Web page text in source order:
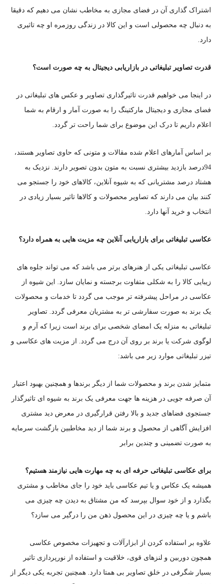
اشتراک گذاری آن در فضای مجازی به مخاطب نشان می دهیم که دقیقا
به دنبال چه محصولی است و این کالا در زندگی روزمره او چه تاثیری
دارد.
قدرت تصاویر تبلیغاتی در بازاریابی دیجیتال به چه صورت است؟
در اینجا می خواهیم قدرت تاثیرگذاری تصاویر و عکس های تبلیغاتی در
فضای مجازی و دیجیتال مارکتینگ را به صورت آمار و ارقام به شما
اعلام داریم تا درک این موضوع برای شما راحت تر گردد.
بر اساس آمارهای اعلام شده مقالات و متونی که حاوی تصاویر هستند،
94درصد بازدید بیشتری نسبت به متون بدون تصویر دارند. نزدیک به
هشتاد درصد مشتریانی که به شیوه آنلاین، کالاهای خود را جستجو می
کنند بیان می دارند که تصاویر محصولات و کالاها تاثیر بسیار زیادی در
انتخاب و خرید آنها دارد.
عکاسی تبلیغاتی برای بازاریابی آنلاین چه مزیت هایی به همراه دارد؟
عکاسی تبلیغاتی یکی از هنرهای برتر می باشد که می تواند جلوه های
زیبایی کالا را به شکلی متفاوت برجسته و نمایان سازد. این شیوه از
عکاسی در مراحل پیشرفته تر موجب می گردد تا خدمات و محصولات
یک برند به صورت سفارشی تر به مشتریان معرفی گردد. تصاویر
تبلیغاتی به منزله یک امضای شخصی برای برند است زیرا که آرم و
لوگوی شرکت یا برند بر روی آن درج می گردد. از مزیت های عکاسی و
تیزر تبلیغاتی موارد زیر می باشد:
متمایز شدن برند و محصولات شما از دیگر برندها و همچنین بهبود اعتبار
آن صرفه جویی در هزینه‎ ها جهت معرفی یک برند به شیوه ای تاثیرگذار
جستجوی فضاهای جدید و بالا رفتن قرارگیری در معرض دید مشتری
افزایش آگاهی از محصول و برند شما از دید مخاطبین بازگشت سرمایه
به صورت تضمینی و چندین برابر
برای عکاسی تبلیغاتی حرفه ای به چه مهارت هایی نیازمند هستیم؟
همیشه یک عکاس و یا تیم عکاسی باید خود را جای مخاطب و مشتری
بگذارد و از خود سوال بپرسد که من مشتاق به دیدن چه چیزی می
باشم و یا چه چیزی در این محصول ذهن من را درگیر می سازد؟
علاوه بر استفاده کردن از ابزارآلات و تجهیزات مخصوص عکاسی
همچون دوربین و لنزهای قوی، خلاقیت و استفاده از نورپردازی تاثیر
بسیار شگرفی در خلق تصاویر بی همتا دارد. همچنین تجربه یکی دیگر از